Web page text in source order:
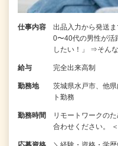
仕事内容
出品入力から発送
0〜40代の男性が活
したい！」 ⇒そん
給与 完全出来高制
勤務地
茨城県水戸市、他
ト勤務
勤務時間
リモートワークの
合わせください。